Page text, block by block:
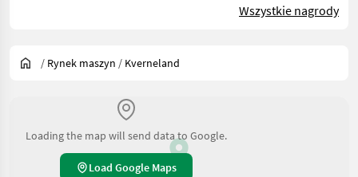
Wszystkie nagrody
/ Rynek maszyn / Kverneland
Loading the map will send data to Google.
Load Google Maps